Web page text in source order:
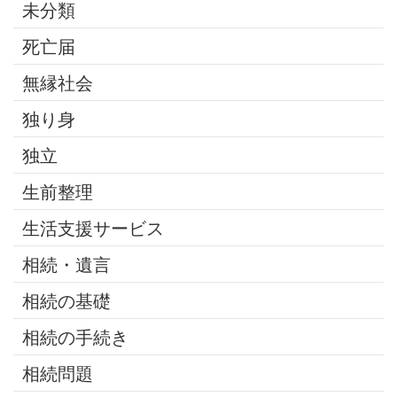
未分類
死亡届
無縁社会
独り身
独立
生前整理
生活支援サービス
相続・遺言
相続の基礎
相続の手続き
相続問題